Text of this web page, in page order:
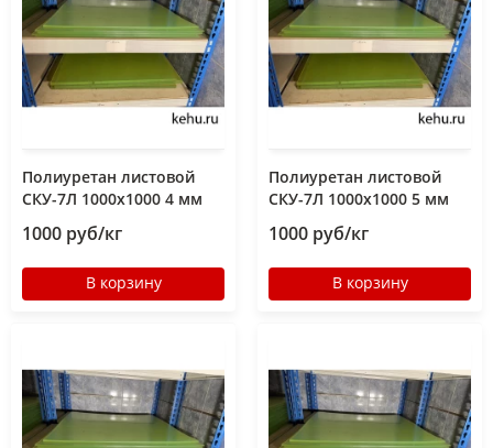
Полиуретан листовой
СКУ-7Л 1000х1000 4 мм
1000 руб/кг
В корзину
Полиуретан листовой
СКУ-7Л 1000х1000 5 мм
1000 руб/кг
В корзину